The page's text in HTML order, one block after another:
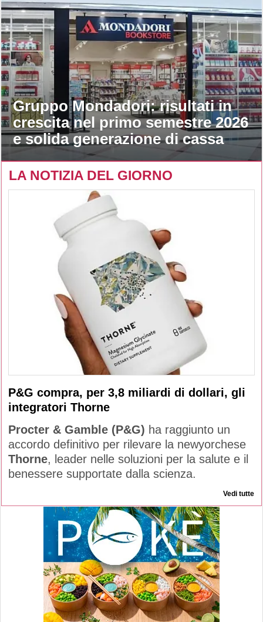
Gruppo Mondadori: risultati in
crescita nel primo semestre 2026
e solida generazione di cassa
LA NOTIZIA DEL GIORNO
P&G compra, per 3,8 miliardi di dollari, gli
integratori Thorne
Procter & Gamble (P&G) ha raggiunto un
accordo definitivo per rilevare la newyorchese
Thorne, leader nelle soluzioni per la salute e il
benessere supportate dalla scienza.
Vedi tutte